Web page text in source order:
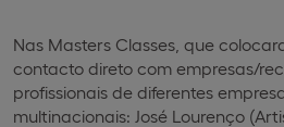
Nas Masters Classes, que
contacto direto com empresas/
profissionais de diferentes
multinacionais: José Lourenço